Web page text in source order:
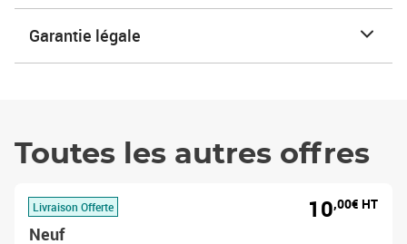
Garantie légale
Toutes les autres offres
Livraison Offerte
Neuf
10,00€ HT